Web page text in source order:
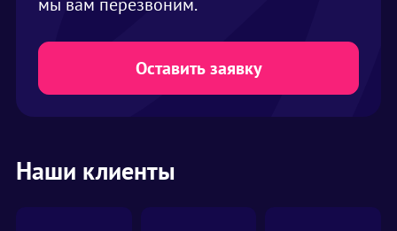
Оставить заявку
Наши клиенты